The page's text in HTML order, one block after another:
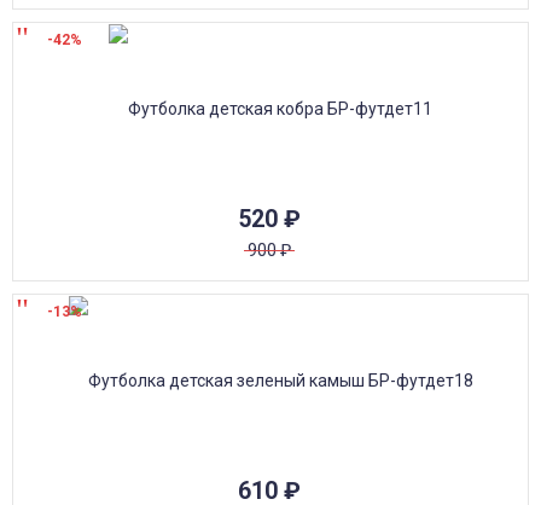
520 ₽
900₽
-42%
610 ₽
-13%